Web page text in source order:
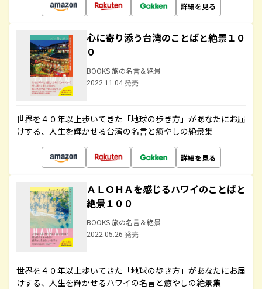
詳細を見る
心に寄り添う台湾のことばと絶景１０
０
BOOKS 旅の名言＆絶景
2022.11.04 発売
世界を４０年以上歩いてきた「地球の歩き方」があなたにお届
けする、人生を輝かせる台湾の名言と癒やしの絶景集
詳細を見る
ＡＬＯＨＡを感じるハワイのことばと
絶景１００
BOOKS 旅の名言＆絶景
2022.05.26 発売
世界を４０年以上歩いてきた「地球の歩き方」があなたにお届
けする、人生を輝かせるハワイの名言と癒やしの絶景集